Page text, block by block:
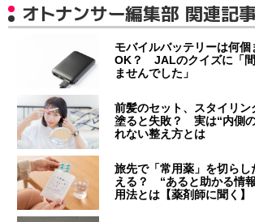
オトナンサー編集部 関連記
モバイルバッテリーは何
OK？ JALのクイズに「間
ませんでした」
前髪のセット、スタイリ
塗ると失敗？ 実は“内側
れない整え方とは
旅先で「常用薬」を切ら
える？ “あると助かる情
用法とは【薬剤師に聞く】